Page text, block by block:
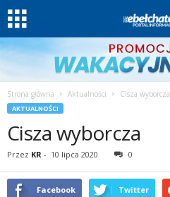
Strona główna Aktualności Cisza wyborcza
AKTUALNOŚCI
Cisza wyborcza
Przez KR - 10 lipca 2020 0
Facebook Twitter